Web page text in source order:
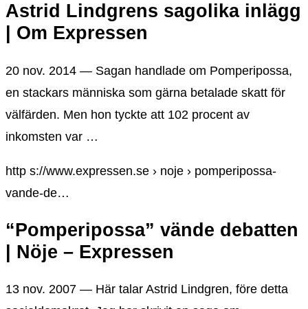
Astrid Lindgrens sagolika inlägg
| Om Expressen
20 nov. 2014 — Sagan handlade om Pomperipossa,
en stackars människa som gärna betalade skatt för
välfärden. Men hon tyckte att 102 procent av
inkomsten var …
http s://www.expressen.se › noje › pomperipossa-
vande-de…
“Pomperipossa” vände debatten
| Nöje – Expressen
13 nov. 2007 — Här talar Astrid Lindgren, före detta